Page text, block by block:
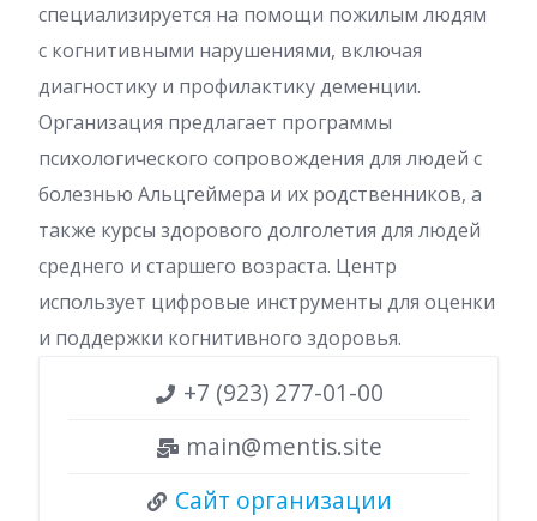
специализируется на помощи пожилым людям
с когнитивными нарушениями, включая
диагностику и профилактику деменции.
Организация предлагает программы
психологического сопровождения для людей с
болезнью Альцгеймера и их родственников, а
также курсы здорового долголетия для людей
среднего и старшего возраста. Центр
использует цифровые инструменты для оценки
и поддержки когнитивного здоровья.
+7 (923) 277-01-00
main@mentis.site
Сайт организации